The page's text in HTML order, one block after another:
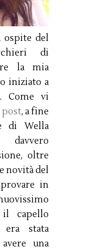
ospite del
di
la mia
iniziato a
Come vi
post, a fine
di Wella
davvero
oltre
novità del
in
capello
stata
una